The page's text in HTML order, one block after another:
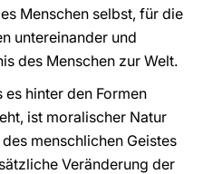
Menschen selbst, für die
untereinander und
des Menschen zur Welt.
es hinter den Formen
ist moralischer Natur
menschlichen Geistes
Veränderung der